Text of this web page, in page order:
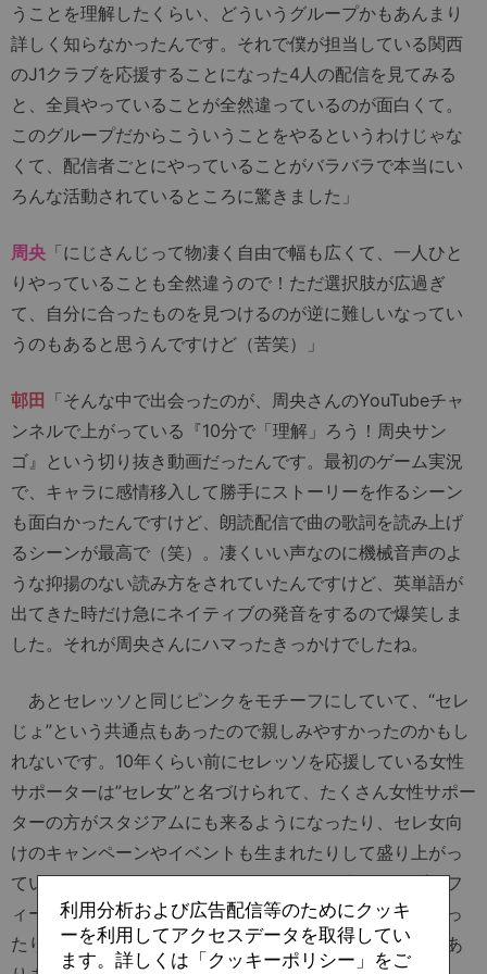
うことを理解したくらい、どういうグループかもあんまり
詳しく知らなかったんです。それで僕が担当している関西
のJ1クラブを応援することになった4人の配信を見てみる
と、全員やっていることが全然違っているのが面白くて。
このグループだからこういうことをやるというわけじゃな
くて、配信者ごとにやっていることがバラバラで本当にい
ろんな活動されているところに驚きました」
周央 「にじさんじって物凄く自由で幅も広くて、一人ひと
りやっていることも全然違うので！ただ選択肢が広過ぎ
て、自分に合ったものを見つけるのが逆に難しいなってい
うのもあると思うんですけど（苦笑）」
邨田 「そんな中で出会ったのが、周央さんのYouTubeチャ
ンネルで上がっている『10分で「理解」ろう！周央サン
ゴ』という切り抜き動画だったんです。最初のゲーム実況
で、キャラに感情移入して勝手にストーリーを作るシーン
も面白かったんですけど、朗読配信で曲の歌詞を読み上げ
るシーンが最高で（笑）。凄くいい声なのに機械音声のよ
うな抑揚のない読み方をされていたんですけど、英単語が
出てきた時だけ急にネイティブの発音をするので爆笑しま
した。それが周央さんにハマったきっかけでしたね。
あとセレッソと同じピンクをモチーフにしていて、“セレ
じょ”という共通点もあったので親しみやすかったのかもし
れないです。10年くらい前にセレッソを応援している女性
サポーターは”セレ女”と名づけられて、たくさん女性サポー
ターの方がスタジアムにも来るようになったり、セレ女向
けのキャンペーンやイベントも生まれたりして盛り上がっ
ています。そんなセレッソとコラボする周央さんのプロフ
ィールにセレじょって書いてあって、『めちゃくちゃぴっ
たりの人選やん！』と思って、興味を持ったというのもあ
利用分析および広告配信等のためにクッキ
ーを利用してアクセスデータを取得してい
ます。詳しくは「クッキーポリシー」をご